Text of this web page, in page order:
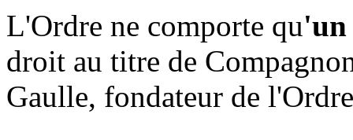
L'Ordre ne comporte qu'un
droit au titre de
Gaulle, fondateur de